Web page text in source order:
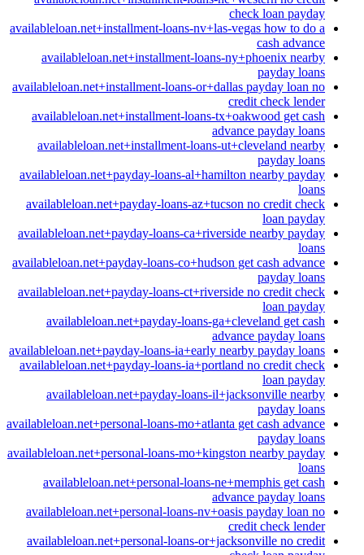
check loan payday
availableloan.net+installment-loans-nv+las-vegas how to do a
cash advance
availableloan.net+installment-loans-ny+phoenix nearby
payday loans
availableloan.net+installment-loans-or+dallas payday loan no
credit check lender
availableloan.net+installment-loans-tx+oakwood get cash
advance payday loans
availableloan.net+installment-loans-ut+cleveland nearby
payday loans
availableloan.net+payday-loans-al+hamilton nearby payday
loans
availableloan.net+payday-loans-az+tucson no credit check
loan payday
availableloan.net+payday-loans-ca+riverside nearby payday
loans
availableloan.net+payday-loans-co+hudson get cash advance
payday loans
availableloan.net+payday-loans-ct+riverside no credit check
loan payday
availableloan.net+payday-loans-ga+cleveland get cash
advance payday loans
availableloan.net+payday-loans-ia+early nearby payday loans
availableloan.net+payday-loans-ia+portland no credit check
loan payday
availableloan.net+payday-loans-il+jacksonville nearby
payday loans
availableloan.net+personal-loans-mo+atlanta get cash advance
payday loans
availableloan.net+personal-loans-mo+kingston nearby payday
loans
availableloan.net+personal-loans-ne+memphis get cash
advance payday loans
availableloan.net+personal-loans-nv+oasis payday loan no
credit check lender
availableloan.net+personal-loans-or+jacksonville no credit